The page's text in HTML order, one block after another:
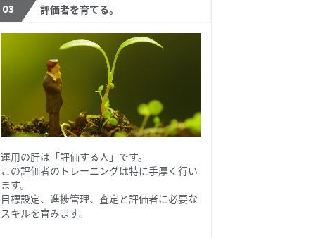
03 評価者を育てる。
運用の肝は「評価する人」です。
この評価者のトレーニングは特に手厚く行い
ます。
目標設定、進捗管理、査定と評価者に必要な
スキルを育みます。